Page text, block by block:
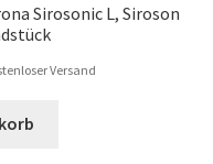
Sirosonic L, Siroson
Versand